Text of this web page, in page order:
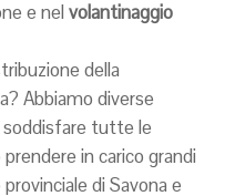
e nel volantinaggio
della
Abbiamo diverse
soddisfare tutte le
in carico grandi
di Savona e